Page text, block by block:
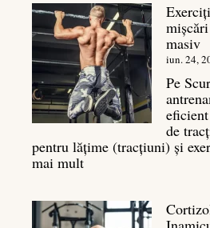
masiv
iun. 24,
Pe
de
pentru lățime (tracțiuni) și
mai mult:
Top